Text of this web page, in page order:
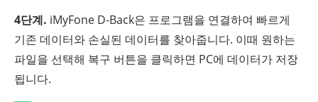
4단계. iMyFone D-Back은 프로그램을 연결하여 빠르게
기존 데이터와 손실된 데이터를 찾아줍니다. 이때 원하는
파일을 선택해 복구 버튼을 클릭하면 PC에 데이터가 저장
됩니다.